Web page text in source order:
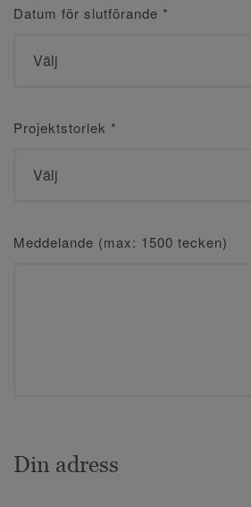
Datum för slutförande *
Projektstorlek *
Meddelande (max: 1500 tecken)
Din adress